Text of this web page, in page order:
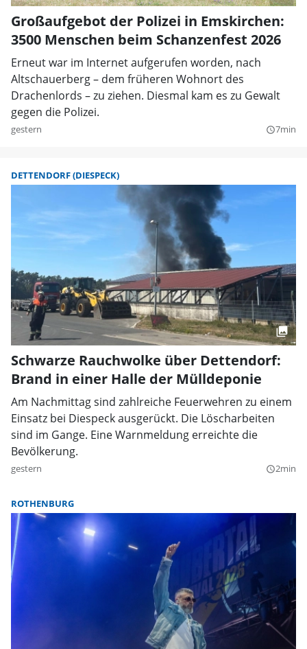
Großaufgebot der Polizei in Emskirchen:
3500 Menschen beim Schanzenfest 2026
Erneut war im Internet aufgerufen worden, nach
Altschauerberg – dem früheren Wohnort des
Drachenlords – zu ziehen. Diesmal kam es zu Gewalt
gegen die Polizei.
gestern query_builder7min
DETTENDORF (DIESPECK)
Schwarze Rauchwolke über Dettendorf:
Brand in einer Halle der Mülldeponie
Am Nachmittag sind zahlreiche Feuerwehren zu einem
Einsatz bei Diespeck ausgerückt. Die Löscharbeiten
sind im Gange. Eine Warnmeldung erreichte die
Bevölkerung.
gestern query_builder2min
ROTHENBURG